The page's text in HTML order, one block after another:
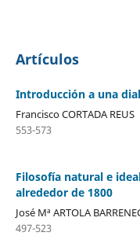
Artículos
Introducción a una
Francisco CORTADA REUS
553-573
Filosofía natural e
alrededor de 1800
José Mª ARTOLA
497-523